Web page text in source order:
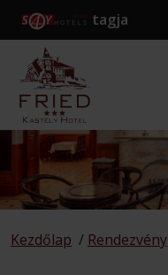
tagja
Kezdőlap / Rendezvény